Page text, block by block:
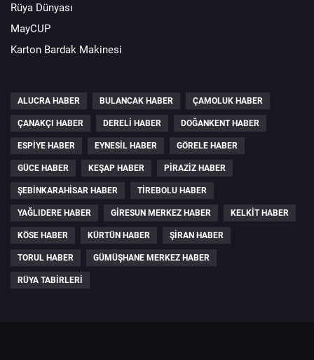
Rüya Dünyası
MayCUP
Karton Bardak Makinesi
ALUCRA HABER BULANCAK HABER ÇAMOLUK HABER
ÇANAKÇI HABER DERELI HABER DOĞANKENT HABER
ESPIYE HABER EYNESIL HABER GÖRELE HABER
GÜCE HABER KEŞAP HABER PIRAZIZ HABER
ŞEBINKARAHISAR HABER TIREBOLU HABER
YAĞLIDERE HABER GIRESUN MERKEZ HABER KELKIT HABER
KÖSE HABER KÜRTÜN HABER ŞIRAN HABER
TORUL HABER GÜMÜŞHANE MERKEZ HABER
RÜYA TABIRLERI